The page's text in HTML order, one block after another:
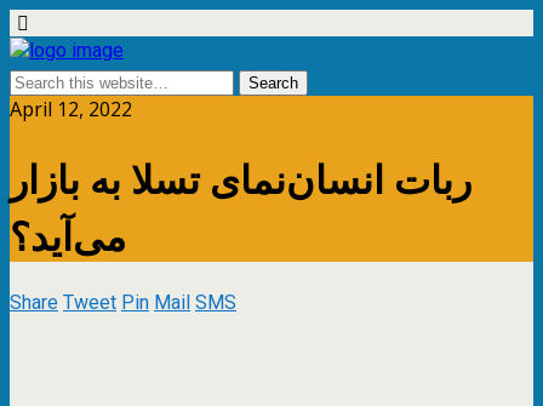
April 12, 2022
ربات انسان‌نمای تسلا به بازار
می‌آید؟
ShareTweetPinMailSMS